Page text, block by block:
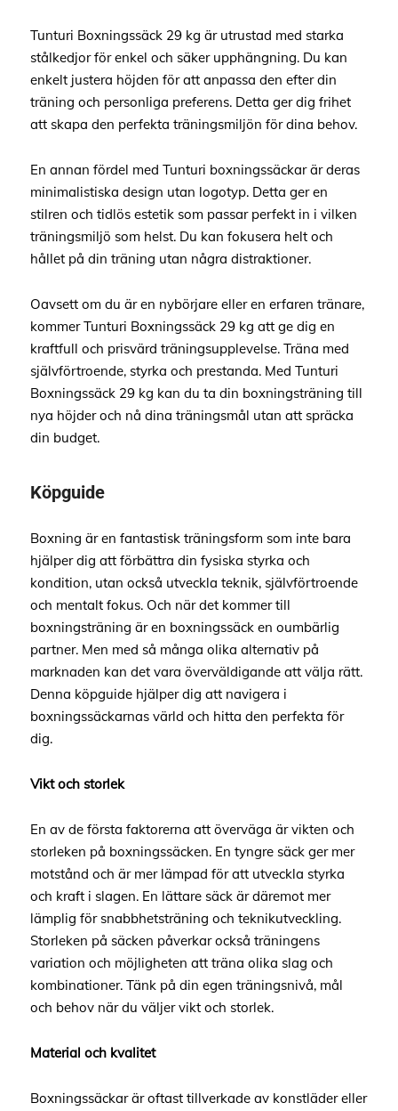
Tunturi Boxningssäck 29 kg är utrustad med starka
stålkedjor för enkel och säker upphängning. Du kan
enkelt justera höjden för att anpassa den efter din
träning och personliga preferens. Detta ger dig frihet
att skapa den perfekta träningsmiljön för dina behov.
En annan fördel med Tunturi boxningssäckar är deras
minimalistiska design utan logotyp. Detta ger en
stilren och tidlös estetik som passar perfekt in i vilken
träningsmiljö som helst. Du kan fokusera helt och
hållet på din träning utan några distraktioner.
Oavsett om du är en nybörjare eller en erfaren tränare,
kommer Tunturi Boxningssäck 29 kg att ge dig en
kraftfull och prisvärd träningsupplevelse. Träna med
självförtroende, styrka och prestanda. Med Tunturi
Boxningssäck 29 kg kan du ta din boxningsträning till
nya höjder och nå dina träningsmål utan att spräcka
din budget.
Köpguide
Boxning är en fantastisk träningsform som inte bara
hjälper dig att förbättra din fysiska styrka och
kondition, utan också utveckla teknik, självförtroende
och mentalt fokus. Och när det kommer till
boxningsträning är en boxningssäck en oumbärlig
partner. Men med så många olika alternativ på
marknaden kan det vara överväldigande att välja rätt.
Denna köpguide hjälper dig att navigera i
boxningssäckarnas värld och hitta den perfekta för
dig.
Vikt och storlek
En av de första faktorerna att överväga är vikten och
storleken på boxningssäcken. En tyngre säck ger mer
motstånd och är mer lämpad för att utveckla styrka
och kraft i slagen. En lättare säck är däremot mer
lämplig för snabbhetsträning och teknikutveckling.
Storleken på säcken påverkar också träningens
variation och möjligheten att träna olika slag och
kombinationer. Tänk på din egen träningsnivå, mål
och behov när du väljer vikt och storlek.
Material och kvalitet
Boxningssäckar är oftast tillverkade av konstläder eller